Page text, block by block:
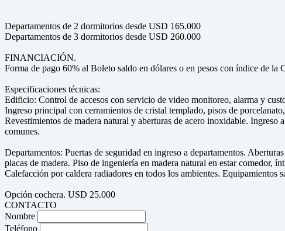
Departamentos de 2 dormitorios desde USD 165.000
Departamentos de 3 dormitorios desde USD 260.000
FINANCIACIÓN.
Forma de pago 60% al Boleto saldo en dólares o en pesos con índice de la
Especificaciones técnicas:
Edificio: Control de accesos con servicio de video monitoreo, alarma y
Ingreso principal con cerramientos de cristal templado, pisos de porcelanato,
Revestimientos de madera natural y aberturas de acero inoxidable.
comunes.
Departamentos: Puertas de seguridad en ingreso a departamentos.
placas de madera. Piso de ingeniería en madera natural en estar comedor,
Calefacción por caldera radiadores en todos los ambientes. Equipamientos
Opción cochera. USD 25.000
CONTACTO
Nombre
Teléfono